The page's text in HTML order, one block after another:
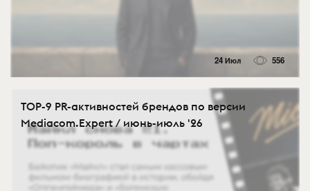
24 Июл 556
TOP-9 PR-активностей брендов по версии
Mediacom.Expert / июнь-июль '26